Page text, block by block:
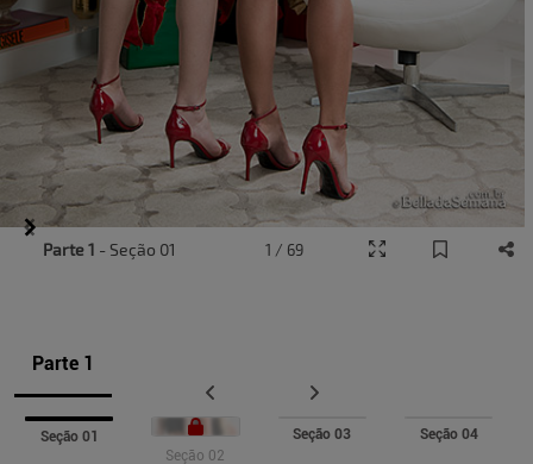
Parte 1
Seção 01
Seção 02
Seção 03 Seção 04
Item Parte 1 - Seção 01 1 / 69